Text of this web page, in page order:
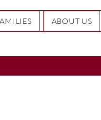
ABOUT US